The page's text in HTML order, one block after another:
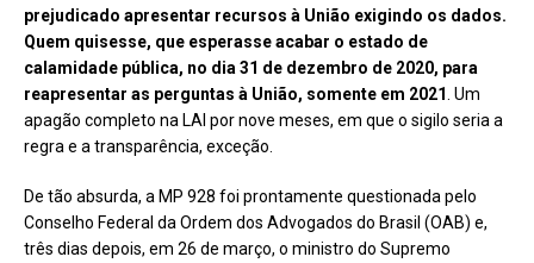
prejudicado apresentar recursos à União exigindo os dados.
Quem quisesse, que esperasse acabar o estado de
calamidade pública, no dia 31 de dezembro de 2020, para
reapresentar as perguntas à União, somente em 2021 . Um
apagão completo na LAI por nove meses, em que o sigilo seria a
regra e a transparência, exceção.
De tão absurda, a MP 928 foi prontamente questionada pelo
Conselho Federal da Ordem dos Advogados do Brasil (OAB) e,
três dias depois, em 26 de março, o ministro do Supremo